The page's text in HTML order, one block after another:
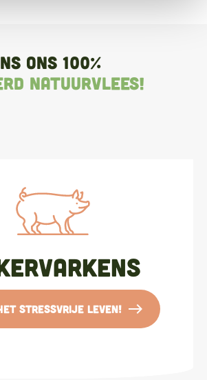
ons 100%
natuurvlees!
stressvrije leven! east